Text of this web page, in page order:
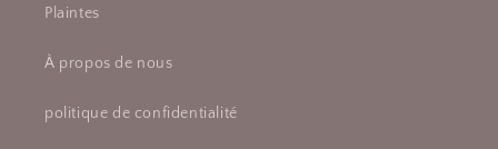
Plaintes
À propos de nous
politique de confidentialité